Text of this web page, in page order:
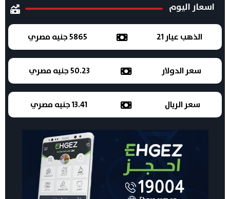
اسعار اليوم
الذهب عيار 21 5865 جنيه مصري
سعر الدولار 50.23 جنيه مصري
سعر الريال 13.41 جنيه مصري